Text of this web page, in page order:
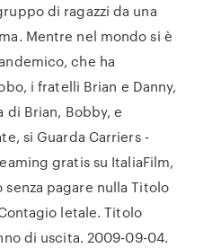
di ragazzi da una
Mentre nel mondo si è
che ha
i fratelli Brian e Danny,
di Brian, Bobby, e
si Guarda Carriers -
gratis su ItaliaFilm,
pagare nulla Titolo
letale. Titolo
di uscita. 2009-09-04.